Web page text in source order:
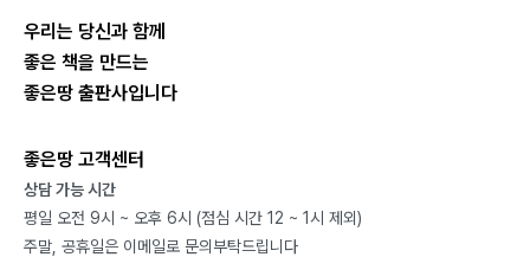
우리는 당신과 함께
좋은 책을 만드는
좋은땅 출판사입니다
좋은땅 고객센터
상담 가능 시간
평일 오전 9시 ~ 오후 6시 (점심 시간 12 ~ 1시 제외)
주말, 공휴일은 이메일로 문의부탁드립니다